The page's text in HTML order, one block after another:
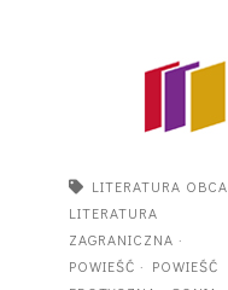
LITERATURA OBCA
LITERATURA
ZAGRANICZNA ·
POWIEŚĆ · POWIEŚĆ